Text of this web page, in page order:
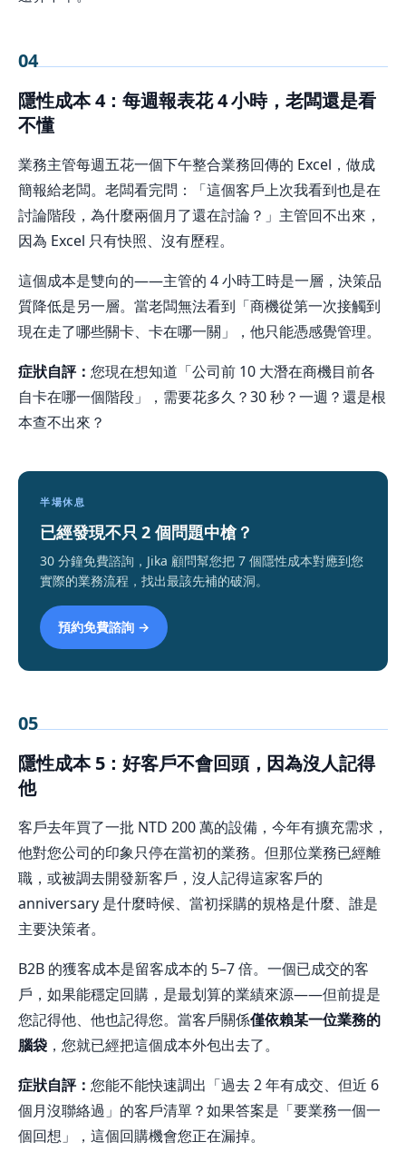
04
隱性成本 4：每週報表花 4 小時，老闆還是看
不懂
業務主管每週五花一個下午整合業務回傳的 Excel，做成
簡報給老闆。老闆看完問：「這個客戶上次我看到也是在
討論階段，為什麼兩個月了還在討論？」主管回不出來，
因為 Excel 只有快照、沒有歷程。
這個成本是雙向的——主管的 4 小時工時是一層，決策品
質降低是另一層。當老闆無法看到「商機從第一次接觸到
現在走了哪些關卡、卡在哪一關」，他只能憑感覺管理。
症狀自評： 您現在想知道「公司前 10 大潛在商機目前各
自卡在哪一個階段」，需要花多久？30 秒？一週？還是根
本查不出來？
半場休息
已經發現不只 2 個問題中槍？
30 分鐘免費諮詢，Jika 顧問幫您把 7 個隱性成本對應到您
實際的業務流程，找出最該先補的破洞。
預約免費諮詢 →
05
隱性成本 5：好客戶不會回頭，因為沒人記得
他
客戶去年買了一批 NTD 200 萬的設備，今年有擴充需求，
他對您公司的印象只停在當初的業務。但那位業務已經離
職，或被調去開發新客戶，沒人記得這家客戶的
anniversary 是什麼時候、當初採購的規格是什麼、誰是
主要決策者。
B2B 的獲客成本是留客成本的 5–7 倍。一個已成交的客
戶，如果能穩定回購，是最划算的業績來源——但前提是
您記得他、他也記得您。當客戶關係僅依賴某一位業務的
腦袋 ，您就已經把這個成本外包出去了。
症狀自評： 您能不能快速調出「過去 2 年有成交、但近 6
個月沒聯絡過」的客戶清單？如果答案是「要業務一個一
個回想」，這個回購機會您正在漏掉。